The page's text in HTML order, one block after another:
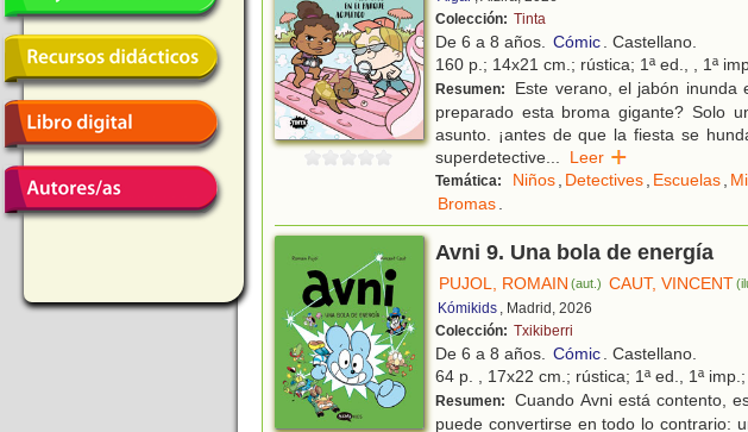
Colección: Tinta
De 6 a 8 años. Cómic. Castellano.
160 p.; 14x21 cm.; rústica; 1ª ed., , 1ª
Resumen:
Este verano, el jabón inunda
preparado esta broma gigante? Solo
asunto. ¡antes de que la fiesta se
superdetective... Leer
Temática: Niños, Detectives, Escuelas,
Bromas.
Avni 9. Una bola de energía
PUJOL, ROMAIN (aut.) CAUT, VINCENT
Kómikids , Madrid, 2026
Colección: Txikiberri
De 6 a 8 años. Cómic. Castellano.
64 p. , 17x22 cm.; rústica; 1ª ed., 1ª
Resumen:
Cuando Avni está contento,
puede convertirse en todo lo contrario: